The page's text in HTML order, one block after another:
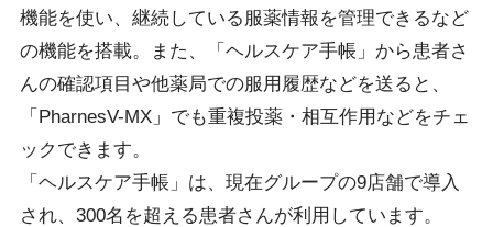
機能を使い、継続している服薬情報を管理できるなど
の機能を搭載。また、「ヘルスケア手帳」から患者さ
んの確認項目や他薬局での服用履歴などを送ると、
「PharnesV-MX」でも重複投薬・相互作用などをチェ
ックできます。
「ヘルスケア手帳」は、現在グループの9店舗で導入
され、300名を超える患者さんが利用しています。